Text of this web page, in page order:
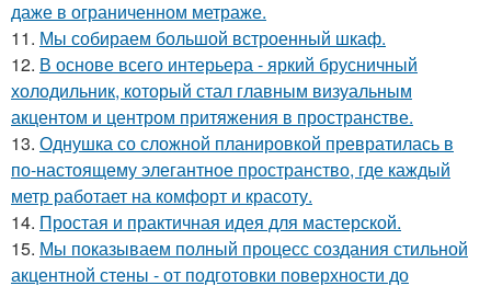
даже в ограниченном метраже.
11. Мы собираем большой встроенный шкаф.
12. В основе всего интерьера - яркий брусничный
холодильник, который стал главным визуальным
акцентом и центром притяжения в пространстве.
13. Однушка со сложной планировкой превратилась в
по-настоящему элегантное пространство, где каждый
метр работает на комфорт и красоту.
14. Простая и практичная идея для мастерской.
15. Мы показываем полный процесс создания стильной
акцентной стены - от подготовки поверхности до